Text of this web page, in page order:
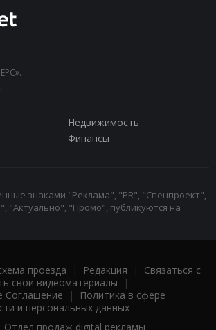
Недвижимость
Финансы
знаками "Реклама", "PR", "Спецпроект",
"Актуально", "Промо", публикуются на
проезда | Редакция | Связаться с
свои видеоматериалы |
Соглашение |
Политика в сфере
и персональных данных
Отдел продаж digital рекламы